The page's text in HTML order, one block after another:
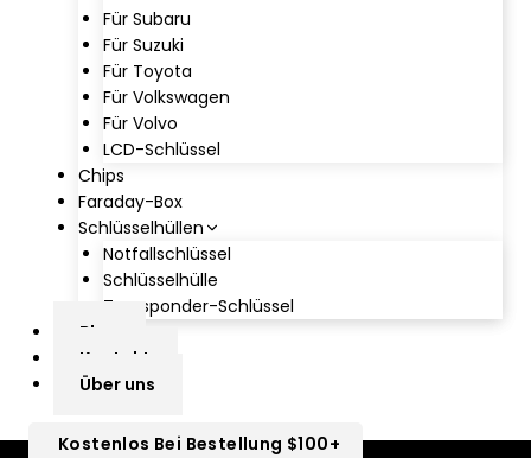
Für Subaru
Für Suzuki
Für Toyota
Für Volkswagen
Für Volvo
LCD-Schlüssel
Chips
Faraday-Box
Schlüsselhüllen
Notfallschlüssel
Schlüsselhülle
Transponder-Schlüssel
Blog
Kontakt
Über uns
Kostenlos Bei Bestellung $100+